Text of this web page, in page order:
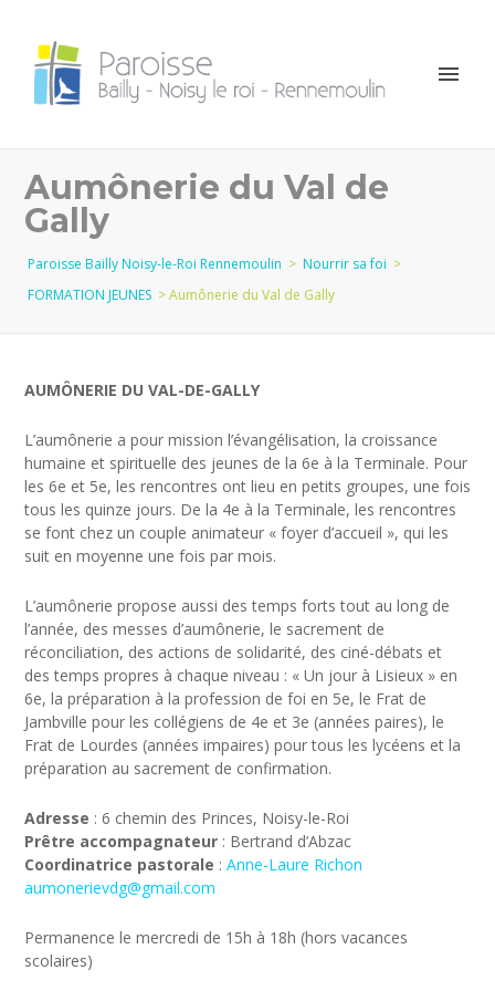
Aumônerie du Val de
Gally
Paroisse Bailly Noisy-le-Roi Rennemoulin > Nourrir sa foi >
FORMATION JEUNES >Aumônerie du Val de Gally
AUMÔNERIE DU VAL-DE-GALLY
L’aumônerie a pour mission l’évangélisation, la croissance
humaine et spirituelle des jeunes de la 6e à la Terminale. Pour
les 6e et 5e, les rencontres ont lieu en petits groupes, une fois
tous les quinze jours. De la 4e à la Terminale, les rencontres
se font chez un couple animateur « foyer d’accueil », qui les
suit en moyenne une fois par mois.
L’aumônerie propose aussi des temps forts tout au long de
l’année, des messes d’aumônerie, le sacrement de
réconciliation, des actions de solidarité, des ciné-débats et
des temps propres à chaque niveau : « Un jour à Lisieux » en
6e, la préparation à la profession de foi en 5e, le Frat de
Jambville pour les collégiens de 4e et 3e (années paires), le
Frat de Lourdes (années impaires) pour tous les lycéens et la
préparation au sacrement de confirmation.
Adresse :6 chemin des Princes, Noisy-le-Roi
Prêtre accompagnateur : Bertrand d’Abzac
Coordinatrice pastorale :Anne-Laure Richon
aumonerievdg@gmail.com
Permanence le mercredi de 15h à 18h (hors vacances
scolaires)